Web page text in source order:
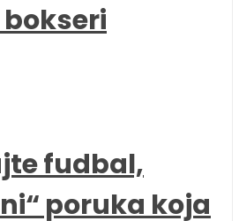
bokseri
fudbal,
poruka koja